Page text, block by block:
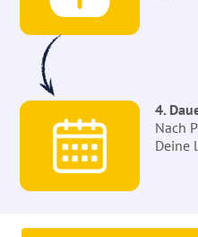
4.
Nach
Deine